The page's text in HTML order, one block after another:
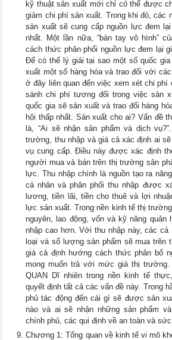
kỹ thuật sản xuất mới chỉ có thể được
giảm chi phí sản xuất. Trong khi đó, các
sản xuất sẽ cung cấp nguồn lực đem
nhất. Một lần nữa, “bàn tay vô hình”
cách thức phân phối nguồn lực đem lại
Để có thể lý giải tại sao một số quốc
xuất một số hàng hóa và trao đổi với
ở đây liên quan đến việc xem xét chi phí
sánh chi phí tương đối trong việc sản
quốc gia sẽ sản xuất và trao đổi hàng
hội thấp nhất. Sản xuất cho ai? Vấn đề
là, “Ai sẽ nhận sản phẩm và dịch
trường, thu nhập và giá cả xác định ai
vụ cung cấp. Điều này được xác định
người mua và bán trên thị trường sản
lực. Thu nhập chính là nguồn tạo ra
cá nhân và phân phối thu nhập được
lương, tiền lãi, tiền cho thuê và lợi
lực sản xuất. Trong nền kinh tế thị
nguyên, lao động, vốn và kỹ năng quản
nhập cao hơn. Với thu nhập này, các cá
loại và số lượng sản phẩm sẽ mua trên
giá cả định hướng cách thức phân bổ
mong muốn trả với mức giá thị trường.
QUAN Dĩ nhiên trong nền kinh tế
quyết định tất cả các vấn đề này. Trong
phủ tác động đến cái gì sẽ được sản
nào và ai sẽ nhận những sản phẩm
chính phủ, các qui định về an toàn và
Chương 1: Tổng quan về kinh tế vi mô